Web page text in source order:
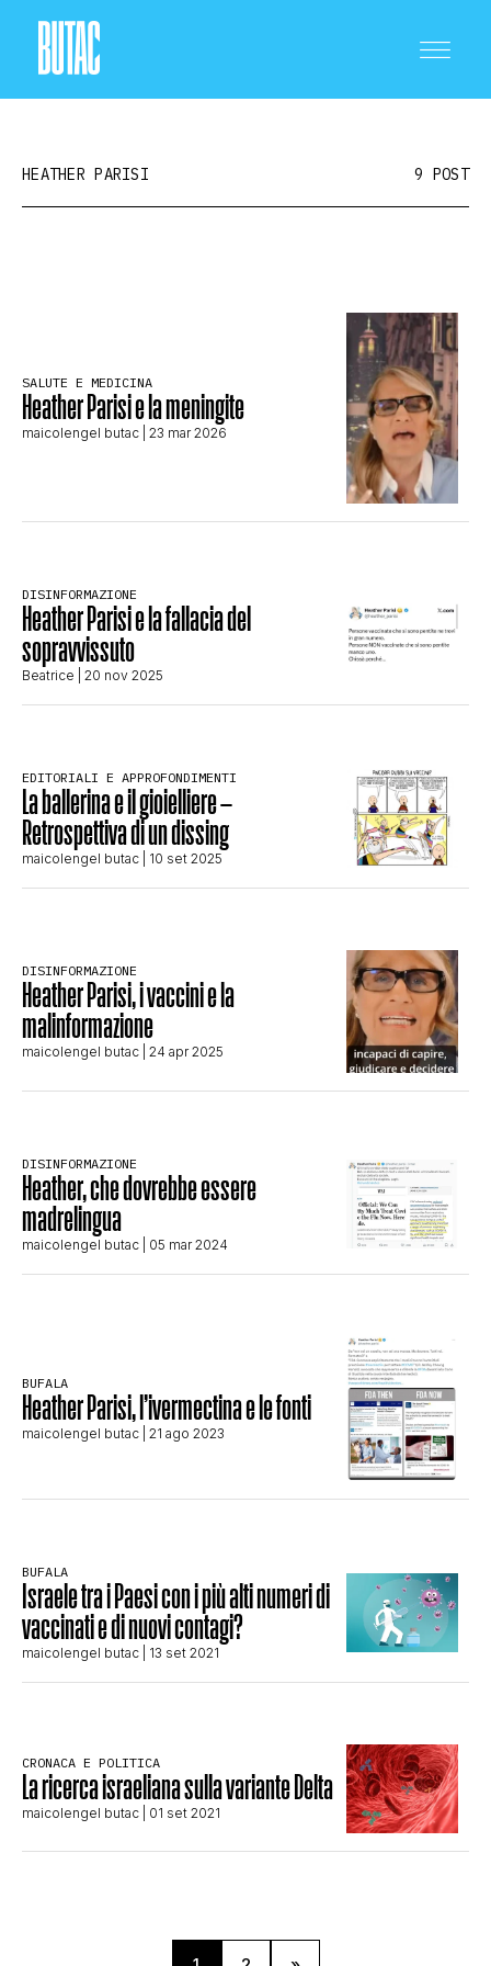
SALUTE E MEDICINA
STORIA E CITAZIONI
INTRATTENIMENTO
EDITORIALI
CLIMA ED ENERGIA
CONTATTI
CHI SIAMO
HEATHER PARISI 9 POST
SALUTE E MEDICINA
Heather Parisi e la meningite
maicolengel butac | 23 mar 2026
DISINFORMAZIONE
Heather Parisi e la fallacia del
sopravvissuto
Beatrice | 20 nov 2025
EDITORIALI E APPROFONDIMENTI
La ballerina e il gioielliere –
Retrospettiva di un dissing
maicolengel butac | 10 set 2025
DISINFORMAZIONE
Heather Parisi, i vaccini e la
malinformazione
maicolengel butac | 24 apr 2025
DISINFORMAZIONE
Heather, che dovrebbe essere
madrelingua
maicolengel butac | 05 mar 2024
BUFALA
Heather Parisi, l’ivermectina e le fonti
maicolengel butac | 21 ago 2023
BUFALA
Israele tra i Paesi con i più alti numeri di
vaccinati e di nuovi contagi?
maicolengel butac | 13 set 2021
CRONACA E POLITICA
La ricerca israeliana sulla variante Delta
maicolengel butac | 01 set 2021